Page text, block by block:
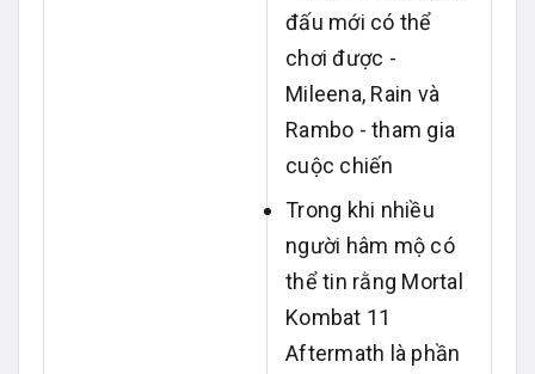
đấu mới có thể
chơi được -
Mileena, Rain và
Rambo - tham gia
cuộc chiến
Trong khi nhiều
người hâm mộ có
thể tin rằng Mortal
Kombat 11
Aftermath là phần